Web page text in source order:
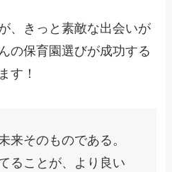
、きっと素敵な出会いが
の保育園選びが成功する
す！
来そのものである。
ることが、より良い